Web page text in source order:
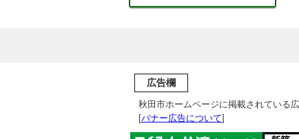
広告欄
秋田市ホームページに掲載されている
[バナー広告について]